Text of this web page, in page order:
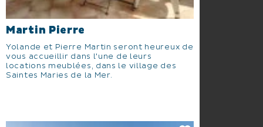
Martin Pierre
Yolande et Pierre Martin seront heureux de
vous accueillir dans l'une de leurs
locations meublées, dans le village des
Saintes Maries de la Mer.